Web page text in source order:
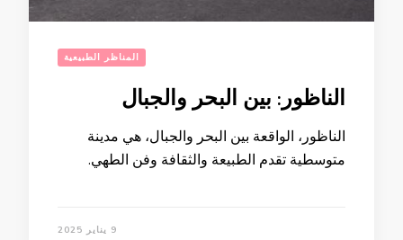
المناظر الطبيعية
الناظور: بين البحر والجبال
الناظور، الواقعة بين البحر والجبال، هي مدينة
متوسطية تقدم الطبيعة والثقافة وفن الطهي.
9 يناير 2025